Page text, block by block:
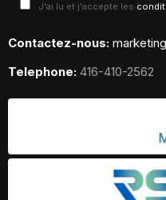
J'ai lu et j'accepte les
Contactez-nous:
Telephone: 416-410-2562